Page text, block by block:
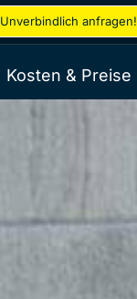
Unverbindlich anfragen!
Kosten & Preise